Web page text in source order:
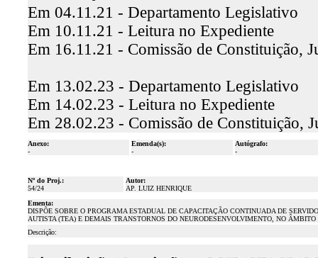
Em 04.11.21 - Departamento Legislativo
Em 10.11.21 - Leitura no Expediente
Em 16.11.21 - Comissão de Constituição,
Em 13.02.23 - Departamento Legislativo
Em 14.02.23 - Leitura no Expediente
Em 28.02.23 - Comissão de Constituição,
Anexo:
-
Emenda(s):
-
Autógrafo:
-
Nº do Proj.:
54/24
Autor:
AP. LUIZ HENRIQUE
Ementa:
DISPÕE SOBRE O PROGRAMA ESTADUAL DE CAPACITAÇÃO CONTINUADA DE
AUTISTA (TEA) E DEMAIS TRANSTORNOS DO NEURODESENVOLVIMENTO, NO
Descrição: